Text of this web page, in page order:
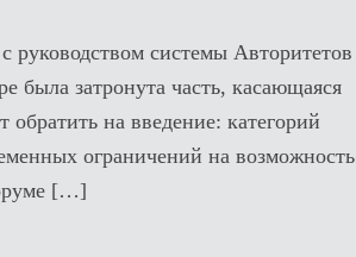
руководством системы Авторитетов
была затронута часть, касающаяся
на введение: категорий
ограничений на возможность
[…]